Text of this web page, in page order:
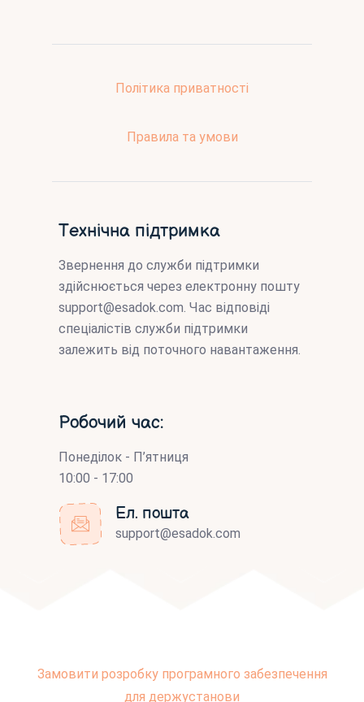
Політика приватності
Правила та умови
Технічна підтримка
Звернення до служби підтримки
здійснюється через електронну пошту
support@esadok.com. Час відповіді
спеціалістів служби підтримки
залежить від поточного навантаження.
Робочий час:
Понеділок - П’ятниця
10:00 - 17:00
Ел. пошта
support@esadok.com
Замовити розробку програмного забезпечення
для держустанови